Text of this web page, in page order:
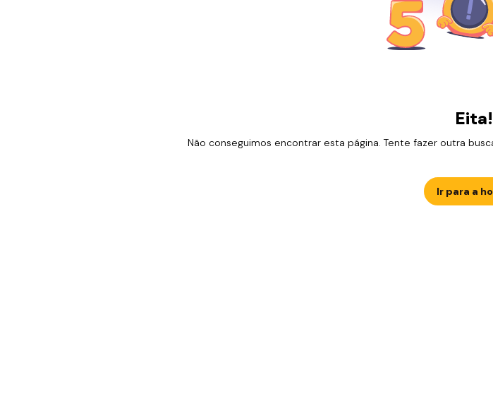
Eita!
Não conseguimos encontrar esta página. Tente fazer outra
Ir para a